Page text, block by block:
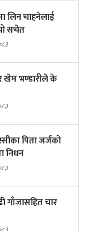
लिन चाहनेलाई
सचेत
खेम भण्डारीले के
पिता जर्जको
निधन
गाँजासहित चार